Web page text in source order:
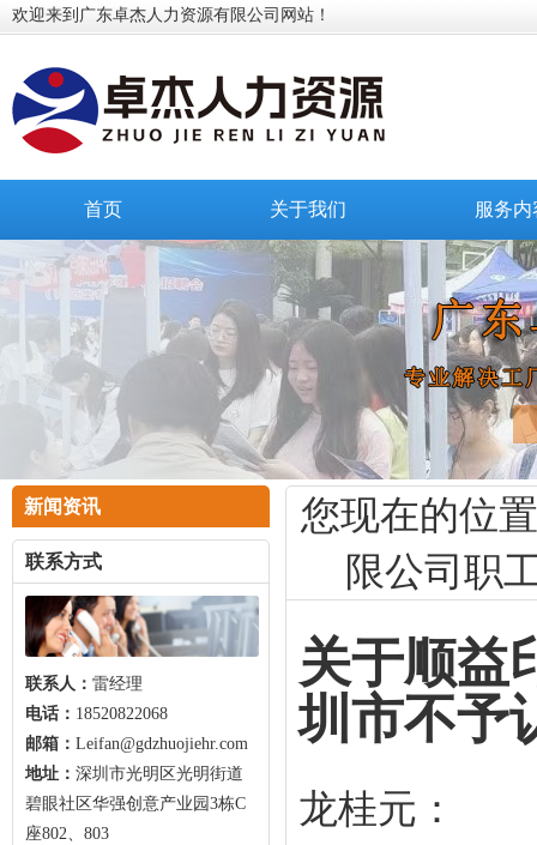
欢迎来到广东卓杰人力资源有限公司网站！
首页 关于我们 服务内
新闻资讯
联系方式
联系人： 雷经理
电话： 18520822068
邮箱： Leifan@gdzhuojiehr.com
地址： 深圳市光明区光明街道
碧眼社区华强创意产业园3栋C
座802、803
您现在的位
限公司职
关于顺益
圳市不予
龙桂元：